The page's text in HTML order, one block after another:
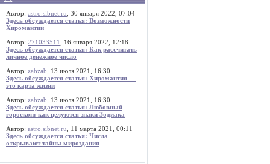
Автор: astro.sibnet.ru , 30 января 2022, 07:04
Здесь обсуждается статья: Возможности
Хиромантии
Автор: 271033511
, 16 января 2022, 12:18
Здесь обсуждается статья: Как рассчитать
личное денежное число
Автор: zabzab , 13 июля 2021, 16:30
Здесь обсуждается статья: Хиромантия —
это карта жизни
Автор: zabzab , 13 июля 2021, 16:30
Здесь обсуждается статья: Любовный
гороскоп: как целуются знаки Зодиака
Автор: astro.sibnet.ru , 11 марта 2021, 00:11
Здесь обсуждается статья: Числа
открывают тайны мироздания